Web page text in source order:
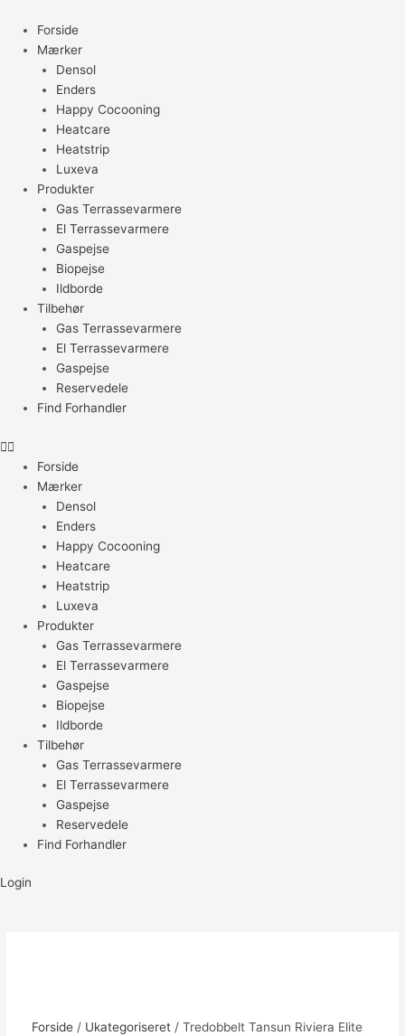
indholdet
Forside
Mærker
Densol
Enders
Happy Cocooning
Heatcare
Heatstrip
Luxeva
Produkter
Gas Terrassevarmere
El Terrassevarmere
Gaspejse
Biopejse
Ildborde
Tilbehør
Gas Terrassevarmere
El Terrassevarmere
Gaspejse
Reservedele
Find Forhandler
Forside
Mærker
Densol
Enders
Happy Cocooning
Heatcare
Heatstrip
Luxeva
Produkter
Gas Terrassevarmere
El Terrassevarmere
Gaspejse
Biopejse
Ildborde
Tilbehør
Gas Terrassevarmere
El Terrassevarmere
Gaspejse
Reservedele
Find Forhandler
Login
Forside/ Ukategoriseret/ Tredobbelt Tansun Riviera Elite